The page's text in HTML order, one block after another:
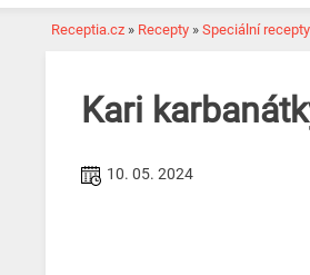
Receptia.cz » Recepty » Speciální recepty
Kari
10. 05. 2024